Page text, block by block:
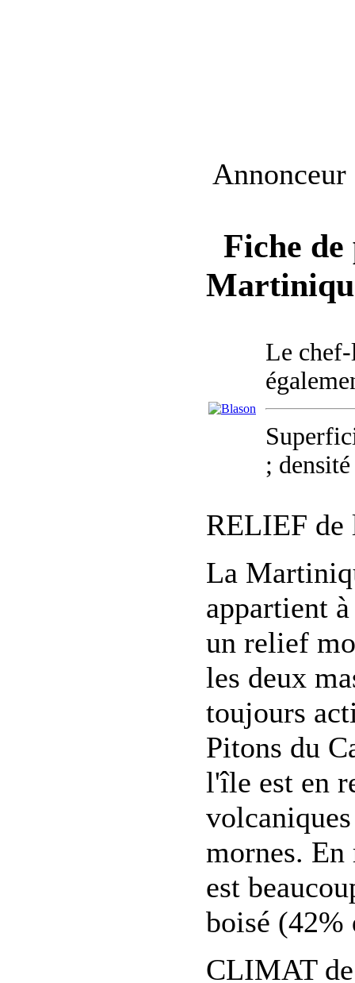
Annonceur
Fiche
Le
;
RELIEF de
La
appartient
un relief
les deux
toujours
Pitons du
l'île est en
mornes.
est
boisé
CLIMAT